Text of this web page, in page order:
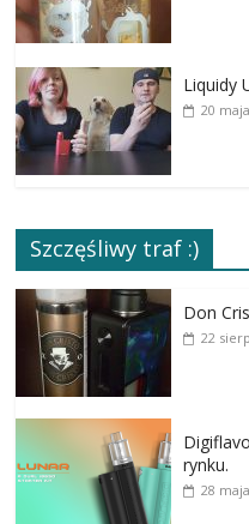
Liquidy
20
Szczęśliwy traf :)
Don
22
rynku.
28